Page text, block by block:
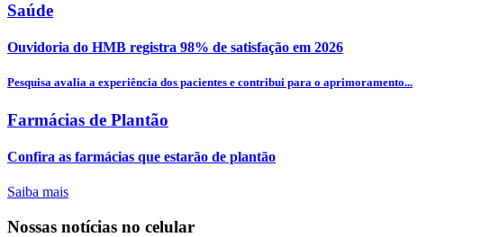
Saúde
Ouvidoria do HMB registra 98% de satisfação em 2026
Pesquisa avalia a experiência dos pacientes e contribui para o aprimoramento...
Farmácias de Plantão
Confira as farmácias que estarão de plantão
Saiba mais
Nossas notícias no celular